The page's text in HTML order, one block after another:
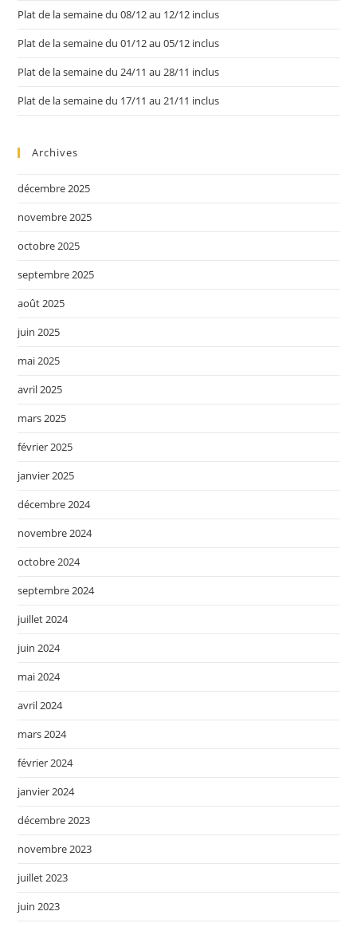
Plat de la semaine du 08/12 au 12/12 inclus
Plat de la semaine du 01/12 au 05/12 inclus
Plat de la semaine du 24/11 au 28/11 inclus
Plat de la semaine du 17/11 au 21/11 inclus
Archives
décembre 2025
novembre 2025
octobre 2025
septembre 2025
août 2025
juin 2025
mai 2025
avril 2025
mars 2025
février 2025
janvier 2025
décembre 2024
novembre 2024
octobre 2024
septembre 2024
juillet 2024
juin 2024
mai 2024
avril 2024
mars 2024
février 2024
janvier 2024
décembre 2023
novembre 2023
juillet 2023
juin 2023